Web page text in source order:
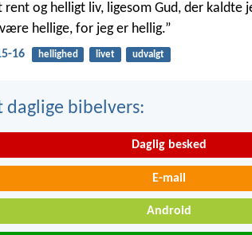
rent og helligt liv, ligesom Gud, der kaldte
hellige, for jeg er hellig.”
16 hellighed livet udvalgt
daglige bibelvers:
Daglig besked
E-mail
Android